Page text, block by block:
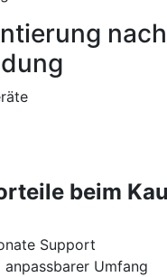
nach
beim
Support
Umfang